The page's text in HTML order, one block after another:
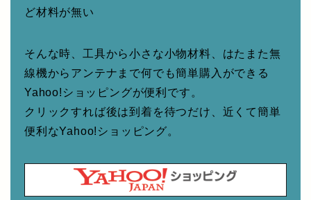
ど材料が無い
そんな時、工具から小さな小物材料、はたまた無
線機からアンテナまで何でも簡単購入ができる
Yahoo!ショッピングが便利です。
クリックすれば後は到着を待つだけ、近くて簡単
便利なYahoo!ショッピング。